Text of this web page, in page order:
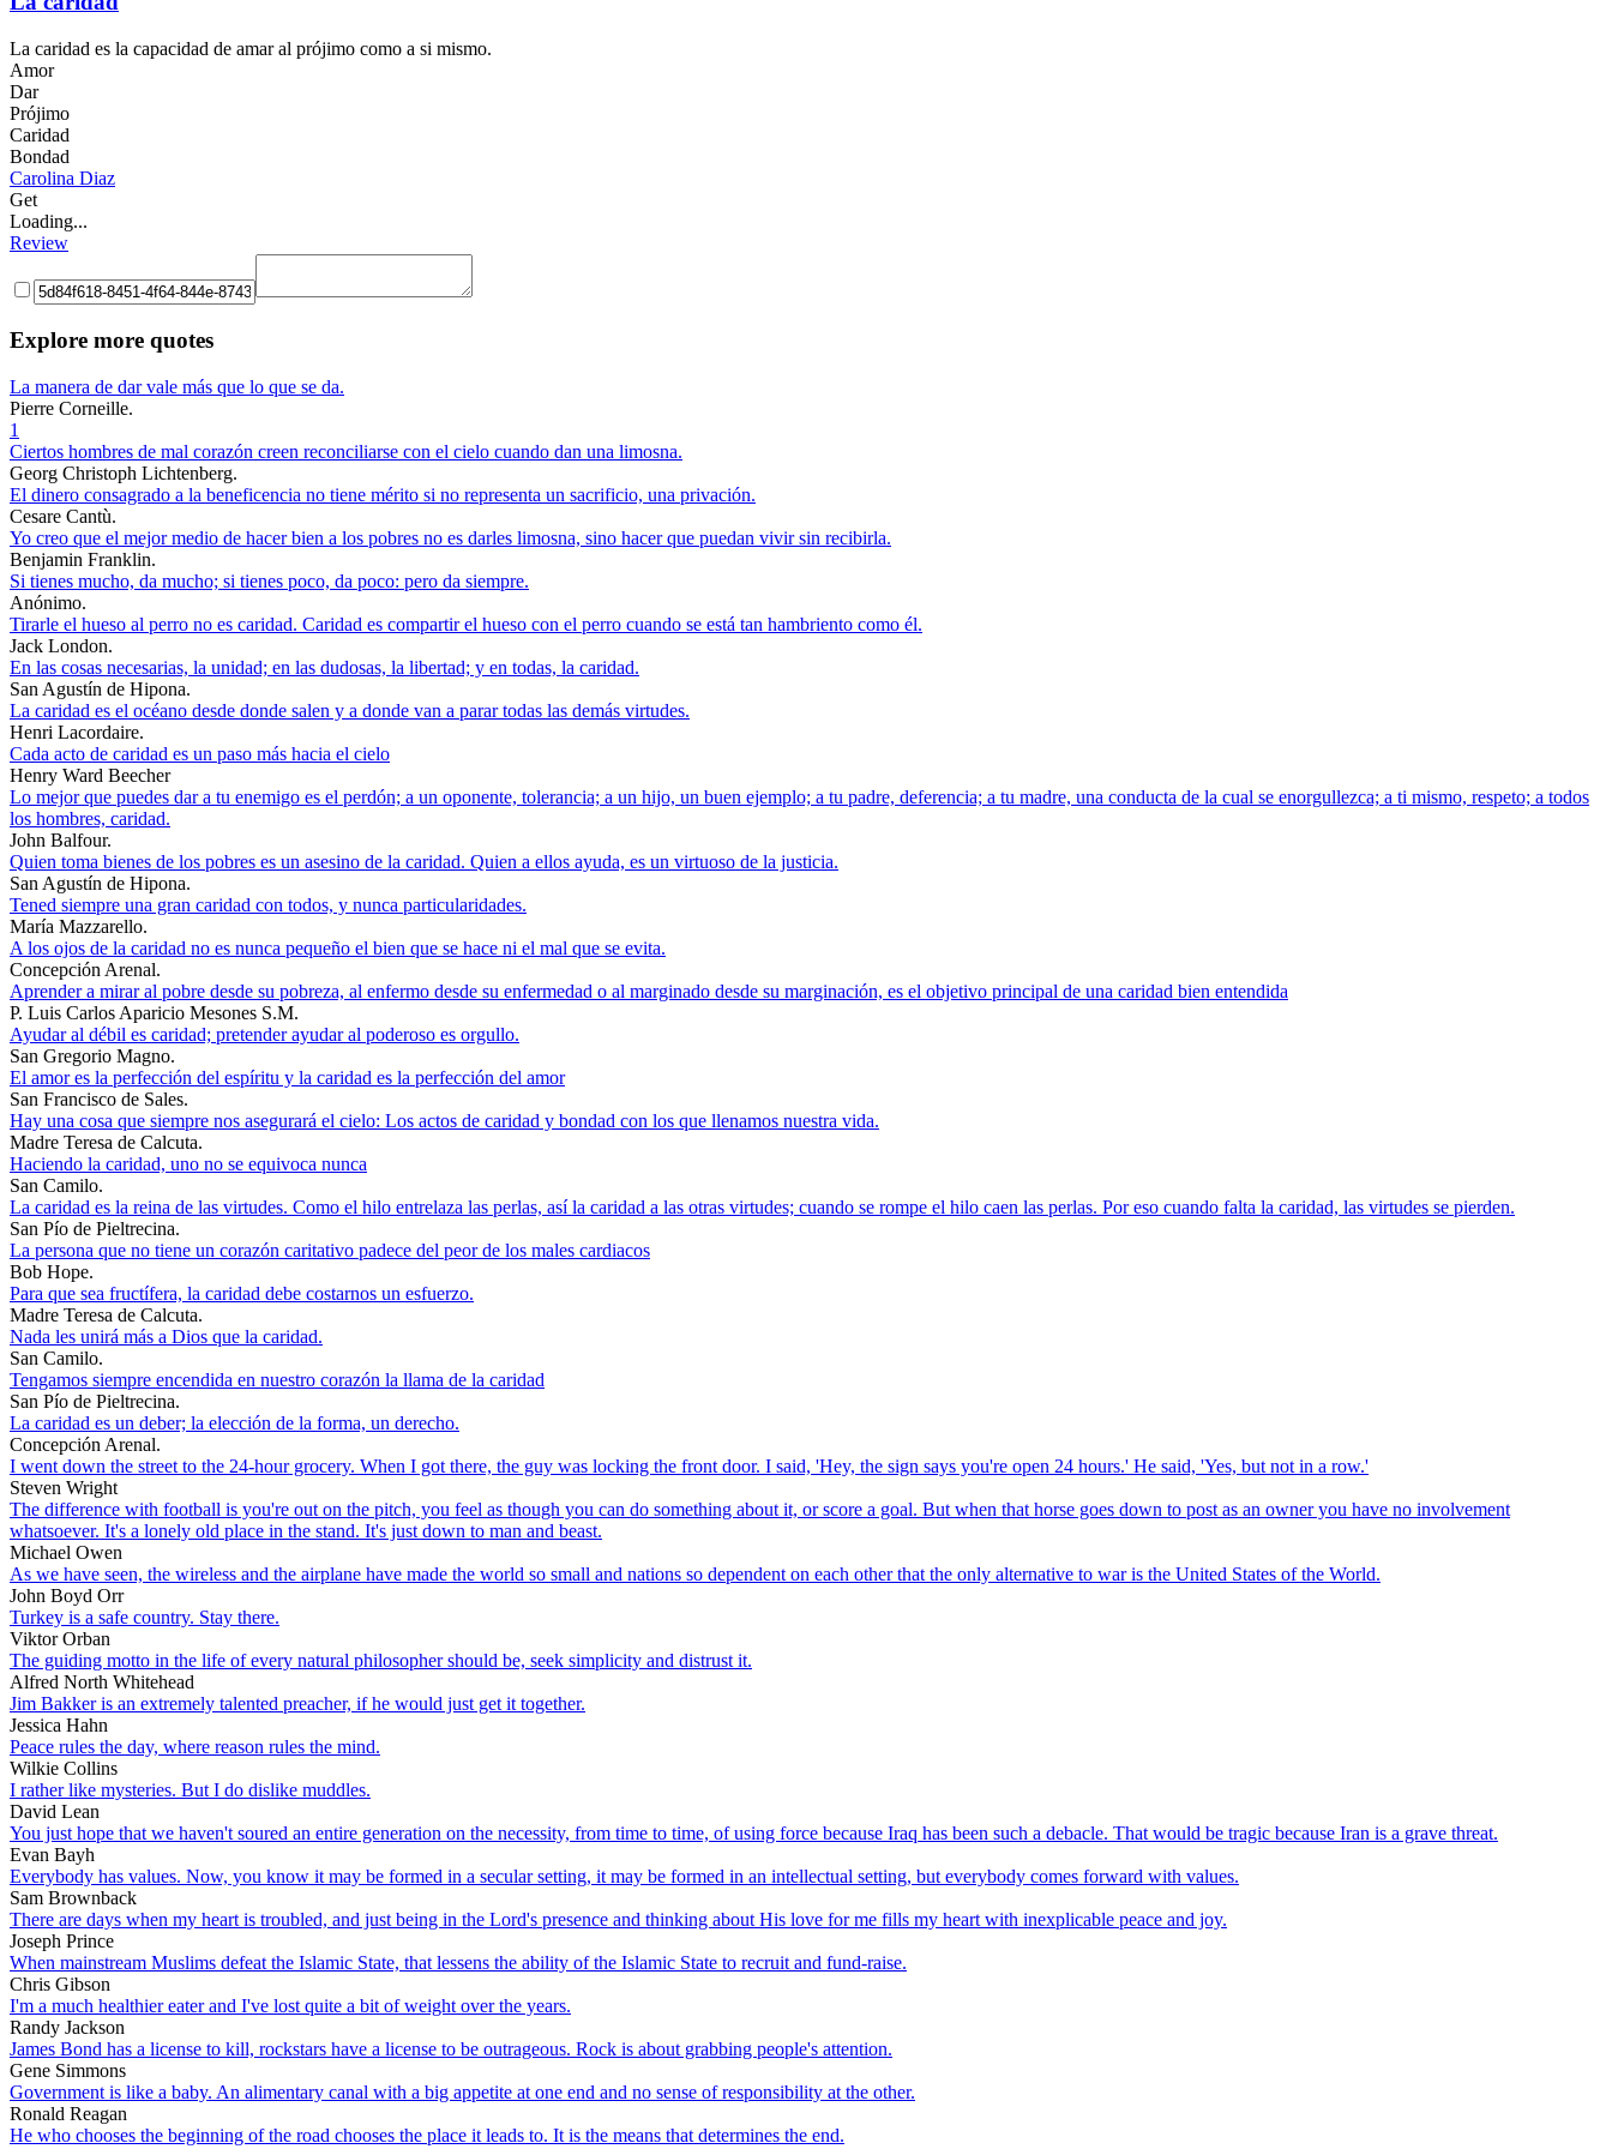
La caridad es la capacidad de amar al prójimo como a si mismo.
Amor
Dar
Prójimo
Caridad
Bondad
Carolina Diaz
Get
Loading...
Review
Explore more quotes
La manera de dar vale más que lo que se da.
Pierre Corneille.
1
Ciertos hombres de mal corazón creen reconciliarse con el cielo cuando dan una limosna.
Georg Christoph Lichtenberg.
El dinero consagrado a la beneficencia no tiene mérito si no representa un sacrificio, una privación.
Cesare Cantù.
Yo creo que el mejor medio de hacer bien a los pobres no es darles limosna, sino hacer que puedan vivir sin recibirla.
Benjamin Franklin.
Si tienes mucho, da mucho; si tienes poco, da poco: pero da siempre.
Anónimo.
Tirarle el hueso al perro no es caridad. Caridad es compartir el hueso con el perro cuando se está tan hambriento como él.
Jack London.
En las cosas necesarias, la unidad; en las dudosas, la libertad; y en todas, la caridad.
San Agustín de Hipona.
La caridad es el océano desde donde salen y a donde van a parar todas las demás virtudes.
Henri Lacordaire.
Cada acto de caridad es un paso más hacia el cielo
Henry Ward Beecher
Lo mejor que puedes dar a tu enemigo es el perdón; a un oponente, tolerancia; a un hijo, un buen ejemplo; a tu padre, deferencia; a tu madre, una conducta de la cual se enorgullezca; a ti mismo, respeto; a todos
los hombres, caridad.
John Balfour.
Quien toma bienes de los pobres es un asesino de la caridad. Quien a ellos ayuda, es un virtuoso de la justicia.
San Agustín de Hipona.
Tened siempre una gran caridad con todos, y nunca particularidades.
María Mazzarello.
A los ojos de la caridad no es nunca pequeño el bien que se hace ni el mal que se evita.
Concepción Arenal.
Aprender a mirar al pobre desde su pobreza, al enfermo desde su enfermedad o al marginado desde su marginación, es el objetivo principal de una caridad bien entendida
P. Luis Carlos Aparicio Mesones S.M.
Ayudar al débil es caridad; pretender ayudar al poderoso es orgullo.
San Gregorio Magno.
El amor es la perfección del espíritu y la caridad es la perfección del amor
San Francisco de Sales.
Hay una cosa que siempre nos asegurará el cielo: Los actos de caridad y bondad con los que llenamos nuestra vida.
Madre Teresa de Calcuta.
Haciendo la caridad, uno no se equivoca nunca
San Camilo.
La caridad es la reina de las virtudes. Como el hilo entrelaza las perlas, así la caridad a las otras virtudes; cuando se rompe el hilo caen las perlas. Por eso cuando falta la caridad, las virtudes se pierden.
San Pío de Pieltrecina.
La persona que no tiene un corazón caritativo padece del peor de los males cardiacos
Bob Hope.
Para que sea fructífera, la caridad debe costarnos un esfuerzo.
Madre Teresa de Calcuta.
Nada les unirá más a Dios que la caridad.
San Camilo.
Tengamos siempre encendida en nuestro corazón la llama de la caridad
San Pío de Pieltrecina.
La caridad es un deber; la elección de la forma, un derecho.
Concepción Arenal.
I went down the street to the 24-hour grocery. When I got there, the guy was locking the front door. I said, 'Hey, the sign says you're open 24 hours.' He said, 'Yes, but not in a row.'
Steven Wright
The difference with football is you're out on the pitch, you feel as though you can do something about it, or score a goal. But when that horse goes down to post as an owner you have no involvement
whatsoever. It's a lonely old place in the stand. It's just down to man and beast.
Michael Owen
As we have seen, the wireless and the airplane have made the world so small and nations so dependent on each other that the only alternative to war is the United States of the World.
John Boyd Orr
Turkey is a safe country. Stay there.
Viktor Orban
The guiding motto in the life of every natural philosopher should be, seek simplicity and distrust it.
Alfred North Whitehead
Jim Bakker is an extremely talented preacher, if he would just get it together.
Jessica Hahn
Peace rules the day, where reason rules the mind.
Wilkie Collins
I rather like mysteries. But I do dislike muddles.
David Lean
You just hope that we haven't soured an entire generation on the necessity, from time to time, of using force because Iraq has been such a debacle. That would be tragic because Iran is a grave threat.
Evan Bayh
Everybody has values. Now, you know it may be formed in a secular setting, it may be formed in an intellectual setting, but everybody comes forward with values.
Sam Brownback
There are days when my heart is troubled, and just being in the Lord's presence and thinking about His love for me fills my heart with inexplicable peace and joy.
Joseph Prince
When mainstream Muslims defeat the Islamic State, that lessens the ability of the Islamic State to recruit and fund-raise.
Chris Gibson
I'm a much healthier eater and I've lost quite a bit of weight over the years.
Randy Jackson
James Bond has a license to kill, rockstars have a license to be outrageous. Rock is about grabbing people's attention.
Gene Simmons
Government is like a baby. An alimentary canal with a big appetite at one end and no sense of responsibility at the other.
Ronald Reagan
He who chooses the beginning of the road chooses the place it leads to. It is the means that determines the end.